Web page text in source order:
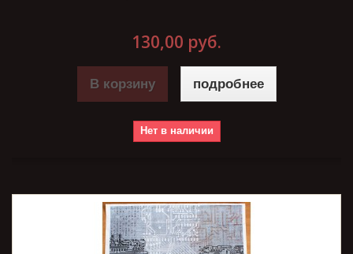
130,00 руб.
В корзину подробнее
Нет в наличии